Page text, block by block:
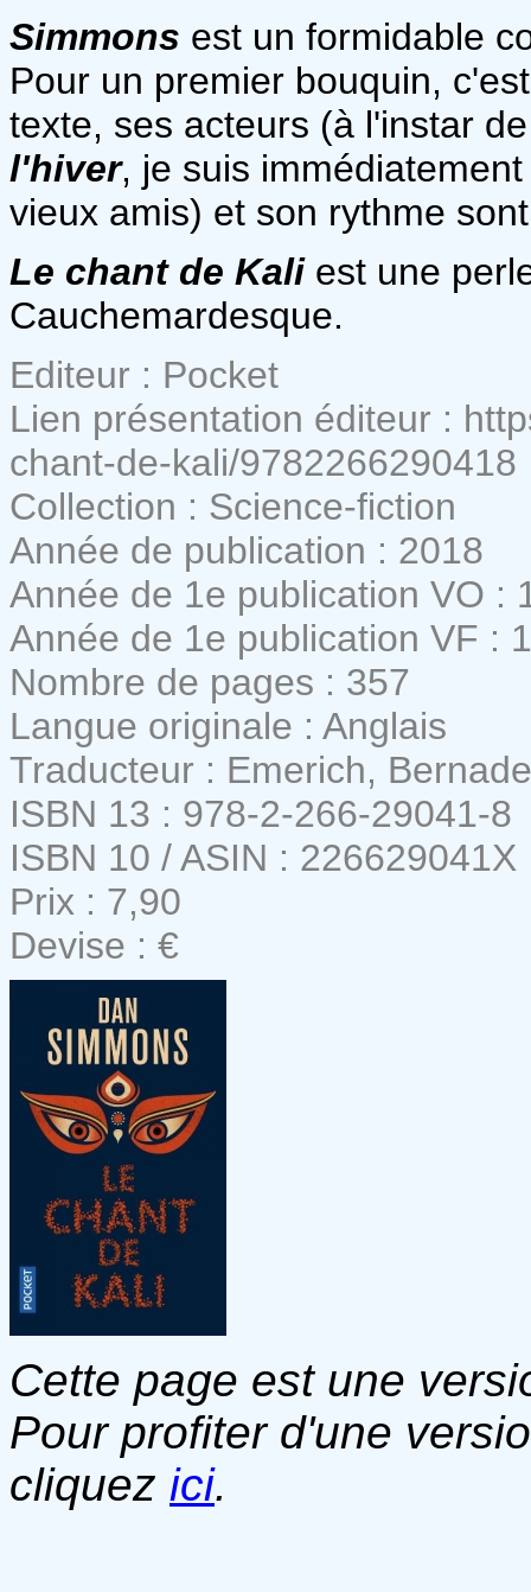
Simmons est un formidable
Pour un premier bouquin,
texte, ses acteurs (à l'instar
l'hiver, je suis
vieux amis) et son rythme
Le chant de Kaliest une
Cauchemardesque.
Editeur : Pocket
Lien présentation éditeur :
chant-de-kali/9782266290418
Collection : Science-fiction
Année de publication : 2018
Année de 1e publication VO :
Année de 1e publication VF :
Nombre de pages : 357
Langue originale : Anglais
Traducteur : Emerich,
ISBN 13 : 978-2-266-29041-8
ISBN 10 / ASIN : 226629041X
Prix : 7,90
Devise : €
Cette page est une
Pour profiter d'une
cliquez ici.